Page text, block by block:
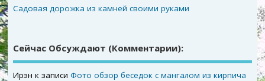
Садовая дорожка из камней своими руками
Сейчас Обсуждают (комментарии):
Ирэн к записи Фото обзор беседок с мангалом из кирпича